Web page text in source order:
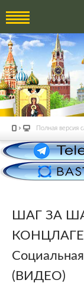
Полная версия
ШАГ ЗА
(ВИДЕО)